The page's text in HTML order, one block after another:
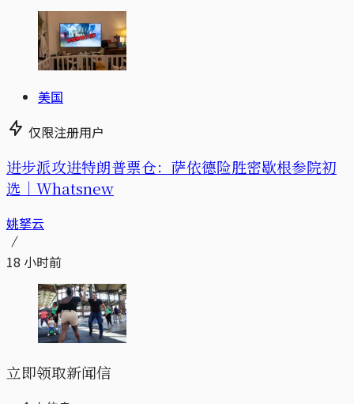
美国
仅限注册用户
进步派攻进特朗普票仓：萨依德险胜密歇根参院初
选｜Whatsnew
姚拏云
18 小时前
立即领取新闻信